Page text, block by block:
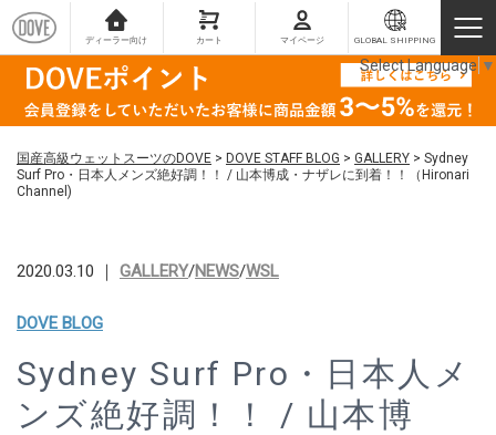
ディーラー向け カート マイページ GLOBAL SHIPPING
国産高級ウェットスーツのDOVE > DOVE STAFF BLOG > GALLERY > Sydney
Surf Pro・日本人メンズ絶好調！！ / 山本博成・ナザレに到着！！（Hironari
Channel)
2020.03.10 ｜ GALLERY/NEWS/WSL
DOVE BLOG
Sydney Surf Pro・日本人メ
ンズ絶好調！！ / 山本博
Select Language ▼